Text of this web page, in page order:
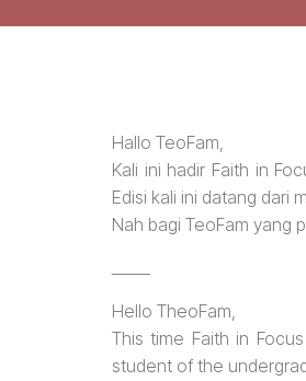
Hallo TeoFam,
Kali ini hadir Faith in
Edisi kali ini datang dari
Nah bagi TeoFam yang
Hello TheoFam,
This time Faith in
student of the